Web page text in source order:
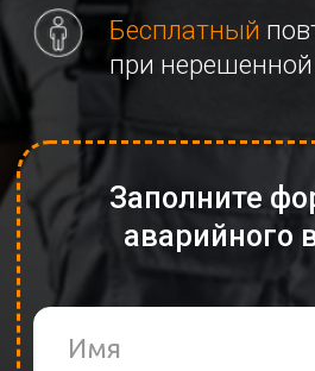
+7
СРОЧНЫЙ ВЫЗОВ